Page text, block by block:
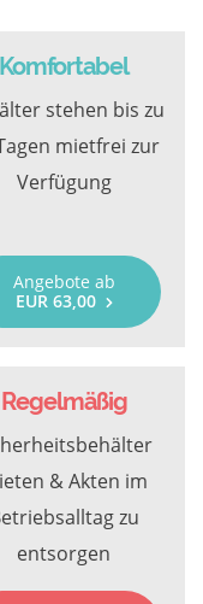
Komfortabel
stehen bis zu
mietfrei zur
Verfügung
Angebote ab
EUR 63,00
Regelmäßig
& Akten im
zu
entsorgen